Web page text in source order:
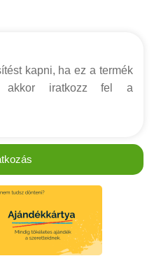
kapni, ha ez a termék
akkor iratkozz fel a